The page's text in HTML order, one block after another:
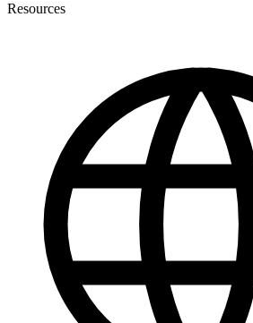
Resources